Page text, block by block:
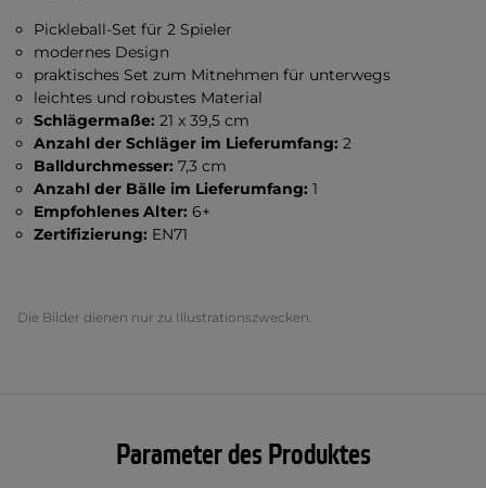
Pickleball-Set für 2 Spieler
modernes Design
praktisches Set zum Mitnehmen für unterwegs
leichtes und robustes Material
Schlägermaße: 21 x 39,5 cm
Anzahl der Schläger im Lieferumfang: 2
Balldurchmesser: 7,3 cm
Anzahl der Bälle im Lieferumfang: 1
Empfohlenes Alter: 6+
Zertifizierung: EN71
Die Bilder dienen nur zu Illustrationszwecken.
Parameter des Produktes